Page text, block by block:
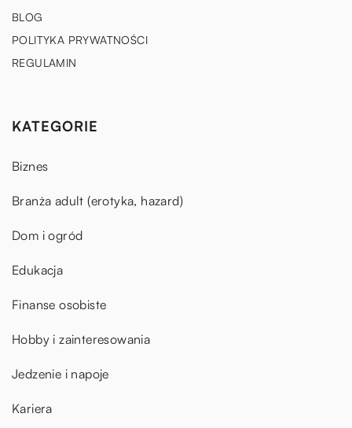
BLOG
POLITYKA PRYWATNOŚCI
REGULAMIN
KATEGORIE
Biznes
Branża adult (erotyka, hazard)
Dom i ogród
Edukacja
Finanse osobiste
Hobby i zainteresowania
Jedzenie i napoje
Kariera